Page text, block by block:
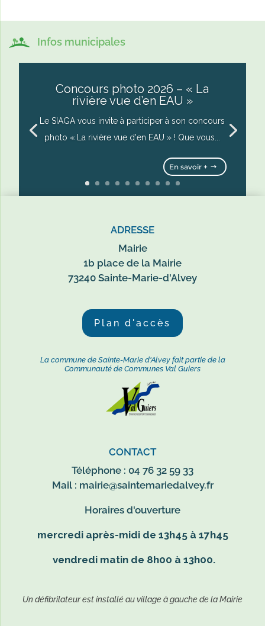
Infos municipales
Concours photo 2026 – « La
rivière vue d’en EAU »
Le SIAGA vous invite à participer à son concours
photo « La rivière vue d'en EAU » ! Que vous...
En savoir +
ADRESSE
Mairie
1b place de la Mairie
73240 Sainte-Marie-d'Alvey
Plan d'accès
La commune de Sainte-Marie d'Alvey fait partie de la
Communauté de Communes Val Guiers
CONTACT
Téléphone : 04 76 32 59 33
Mail : mairie@saintemariedalvey.fr
Horaires d'ouverture
mercredi après-midi de 13h45 à 17h45
vendredi matin de 8h00 à 13h00.
Un défibrilateur est installé au village à gauche de la Mairie